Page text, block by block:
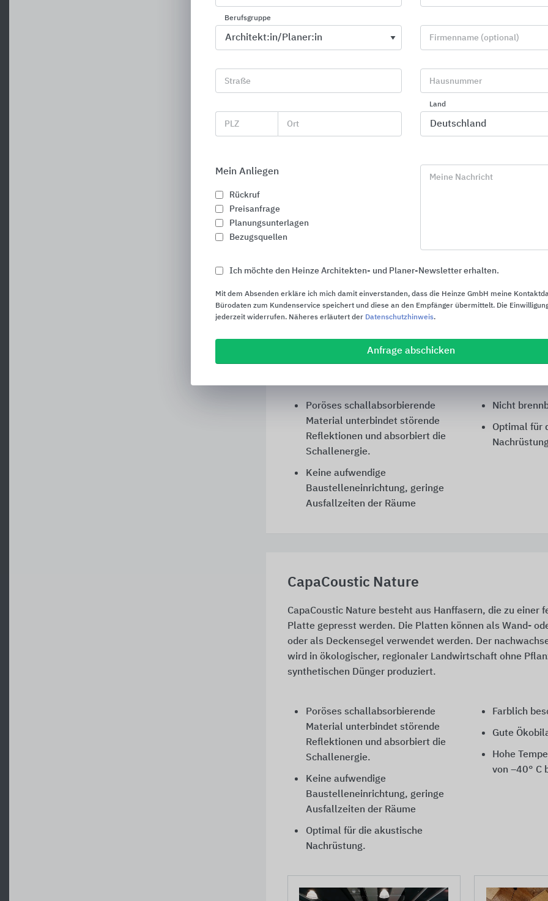
Murgels Spielhaus, Beiersbronn -
Büroräume
Caparol
Das Akustiksystem CapaCoustic Mineral mit den weißen
Segel passt ideal in die Gestaltung von Innenräumen wie
Besprechungsräume und Büros. Die Deckensegel
sind. Aus fünf Elementen in rechteckiger oder runder
werden.
Poröses schallabsorbierende
Material unterbindet störende
Reflektionen und absorbiert die
Schallenergie.
Keine aufwendige
Baustelleneinrichtung, geringe
Ausfallzeiten der Räume
Nicht
Optimal für
CapaCoustic Nature
CapaCoustic Nature besteht aus Hanffasern, die zu einer
Platte gepresst werden. Die Platten können als Wand-
oder als Deckensegel verwendet werden. Der
wird in ökologischer, regionaler Landwirtschaft ohne
synthetischen Dünger produziert.
Poröses schallabsorbierende
Material unterbindet störende
Reflektionen und absorbiert die
Schallenergie.
Keine aufwendige
Baustelleneinrichtung, geringe
Ausfallzeiten der Räume
Optimal für die akustische
Nachrüstung.
Farblich
Gute
Hohe
von –40° C
Berufsgruppe
Firmenname (optional)
Straße Hausnummer
PLZ Ort
Land
Mein Anliegen
Rückruf
Preisanfrage
Planungsunterlagen
Bezugsquellen
Meine Nachricht
Ich möchte den Heinze Architekten- und Planer-Newsletter erhalten.
Mit dem Absenden erkläre ich mich damit einverstanden, dass die Heinze GmbH meine
Bürodaten zum Kundenservice speichert und diese an den Empfänger übermittelt. Die
jederzeit widerrufen. Näheres erläutert der Datenschutzhinweis.
Anfrage abschicken